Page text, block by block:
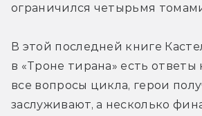
ограничился четырьмя
В этой последней книге
в «Троне тирана» есть ответы
все вопросы цикла, герои
заслуживают, а несколько